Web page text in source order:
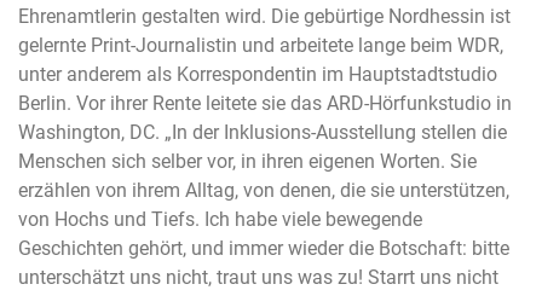
Ehrenamtlerin gestalten wird. Die gebürtige Nordhessin ist
gelernte Print-Journalistin und arbeitete lange beim WDR,
unter anderem als Korrespondentin im Hauptstadtstudio
Berlin. Vor ihrer Rente leitete sie das ARD-Hörfunkstudio in
Washington, DC. „In der Inklusions-Ausstellung stellen die
Menschen sich selber vor, in ihren eigenen Worten. Sie
erzählen von ihrem Alltag, von denen, die sie unterstützen,
von Hochs und Tiefs. Ich habe viele bewegende
Geschichten gehört, und immer wieder die Botschaft: bitte
unterschätzt uns nicht, traut uns was zu! Starrt uns nicht